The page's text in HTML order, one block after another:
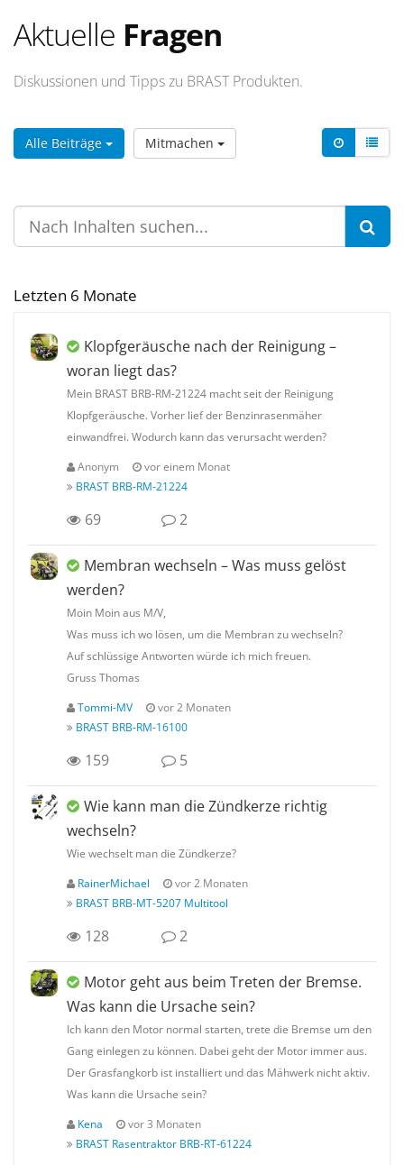
Aktuelle Fragen
Diskussionen und Tipps zu BRAST Produkten.
Alle Beiträge Mitmachen
Letzten 6 Monate
Klopfgeräusche nach der Reinigung –
woran liegt das?
Mein BRAST BRB-RM-21224 macht seit der Reinigung
Klopfgeräusche. Vorher lief der Benzinrasenmäher
einwandfrei. Wodurch kann das verursacht werden?
Anonym
vor einem Monat
BRAST BRB-RM-21224
69 2
Membran wechseln – Was muss gelöst
werden?
Moin Moin aus M/V,
Was muss ich wo lösen, um die Membran zu wechseln?
Auf schlüssige Antworten würde ich mich freuen.
Gruss Thomas
Tommi-MV
vor 2 Monaten
BRAST BRB-RM-16100
159 5
Wie kann man die Zündkerze richtig
wechseln?
Wie wechselt man die Zündkerze?
RainerMichael
vor 2 Monaten
BRAST BRB-MT-5207 Multitool
128 2
Motor geht aus beim Treten der Bremse.
Was kann die Ursache sein?
Ich kann den Motor normal starten, trete die Bremse um den
Gang einlegen zu können. Dabei geht der Motor immer aus.
Der Grasfangkorb ist installiert und das Mähwerk nicht aktiv.
Was kann die Ursache sein?
Kena
vor 3 Monaten
BRAST Rasentraktor BRB-RT-61224